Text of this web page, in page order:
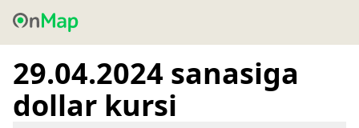
29.04.2024 sanasiga
dollar kursi